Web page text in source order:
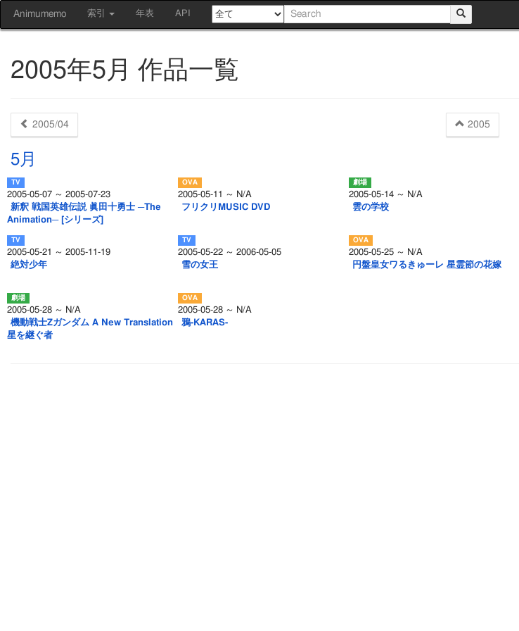
Animumemo 索引 年表 API
2005年5月 作品一覧
2005/04 2005
5月
2005-05-07 ～ 2005-07-23
新釈 戦国英雄伝説 眞田十勇士 ─The
Animation─ [シリーズ]
2005-05-11 ～ N/A
フリクリMUSIC DVD
2005-05-14 ～ N/A
雲の学校
2005-05-21 ～ 2005-11-19
絶対少年
2005-05-22 ～ 2006-05-05
雪の女王
2005-05-25 ～ N/A
円盤皇女ワるきゅーレ 星霊節の花嫁
2005-05-28 ～ N/A
機動戦士Zガンダム A New Translation
星を継ぐ者
2005-05-28 ～ N/A
鴉-KARAS-